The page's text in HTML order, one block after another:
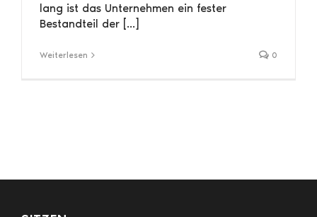
lang ist das Unternehmen ein fester
Bestandteil der [...]
Weiterlesen 0